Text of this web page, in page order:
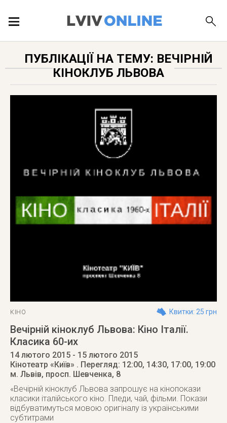
ЛОКАЦІЇ
ПУБЛІКАЦІЇ НА ТЕМУ: ВЕЧІРНІЙ
КІНОКЛУБ ЛЬВОВА
КІНО Квитки: 25 грн
Вечірній кіноклуб Львова: Кіно Італії.
Класика 60-их
14 лютого 2015 - 15 лютого 2015
Кінотеатр «Київ» . Перегляд: 12:00, 14:30, 17:00, 19:00
м. Львів, просп. Шевченка, 8
«Вечірній кіноклуб Львова запрошує на кінопокази
класики італійського кіно. Пледи, чай, фільми. Покази
відбуватимуться мовою оригіналу із українськими
субтитрами